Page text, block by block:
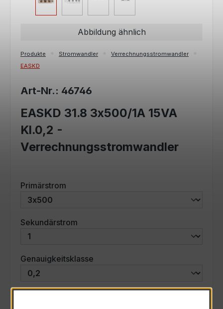
Abbildung ähnlich
Produkte Stromwandler
Verrechnungsstromwandler
EASKD
Art-Nr.: 46746
EASKD 31.8 3x500/1A 15VA
Kl.0,2 -
Verrechnungsstromwandler
Primärstrom
Sekundärstrom
Genauigkeitsklasse